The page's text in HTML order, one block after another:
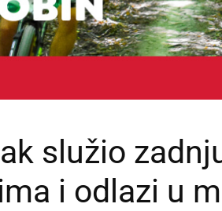
služio
i odlazi u